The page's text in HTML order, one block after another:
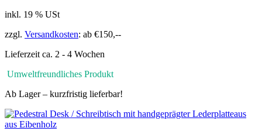
inkl. 19 % USt
zzgl. Versandkosten: ab €150,--
Lieferzeit ca. 2 - 4 Wochen
Umweltfreundliches Produkt
Ab Lager – kurzfristig lieferbar!